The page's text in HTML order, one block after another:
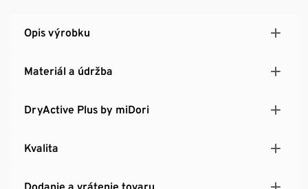
Nastaviteľný spodný okraj
Opis výrobku
Materiál a údržba
DryActive Plus by miDori
Kvalita